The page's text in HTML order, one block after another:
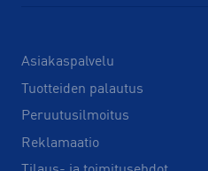
Asiakaspalvelu
Tuotteiden palautus
Peruutusilmoitus
Reklamaatio